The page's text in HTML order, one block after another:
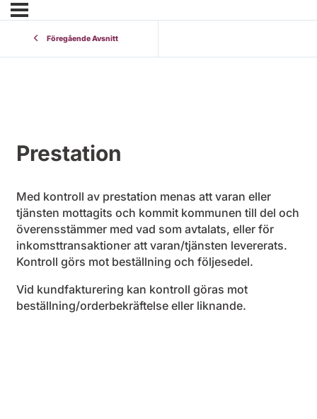
Föregående Avsnitt
Prestation
Med kontroll av prestation menas att varan eller
tjänsten mottagits och kommit kommunen till del och
överensstämmer med vad som avtalats, eller för
inkomsttransaktioner att varan/tjänsten levererats.
Kontroll görs mot beställning och följesedel.
Vid kundfakturering kan kontroll göras mot
beställning/orderbekräftelse eller liknande.